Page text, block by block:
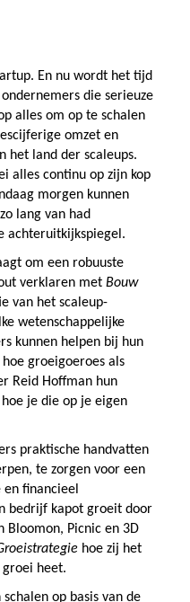
En nu wordt het tijd
die serieuze
alles om op te schalen
omzet en
het land der scaleups.
alles continu op zijn kop
morgen kunnen
lang van had
achteruitkijkspiegel.
om een robuuste
verklaren met Bouw
van het scaleup-
wetenschappelijke
kunnen helpen bij hun
groeigoeroes als
Reid Hoffman hun
je die op je eigen
praktische handvatten
te zorgen voor een
financieel
bedrijf kapot groeit door
Bloomon, Picnic en 3D
hoe zij het
heet.
op basis van de